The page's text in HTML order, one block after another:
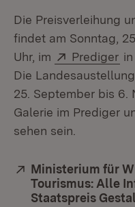
Die Preisverleihung
findet am Sonntag,
Uhr, im
Extern:
Prediger
Die
25. September bis 6.
Galerie im Prediger
sehen sein.
Extern:
Ministerium für
Tourismus: Alle
Staatspreis